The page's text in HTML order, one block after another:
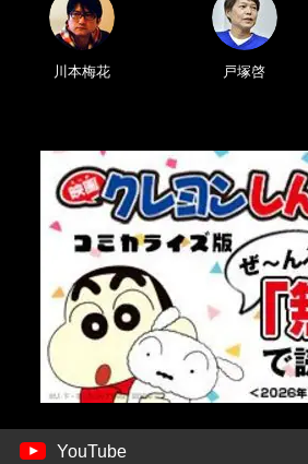
川本梅花 戸塚啓
YouTube